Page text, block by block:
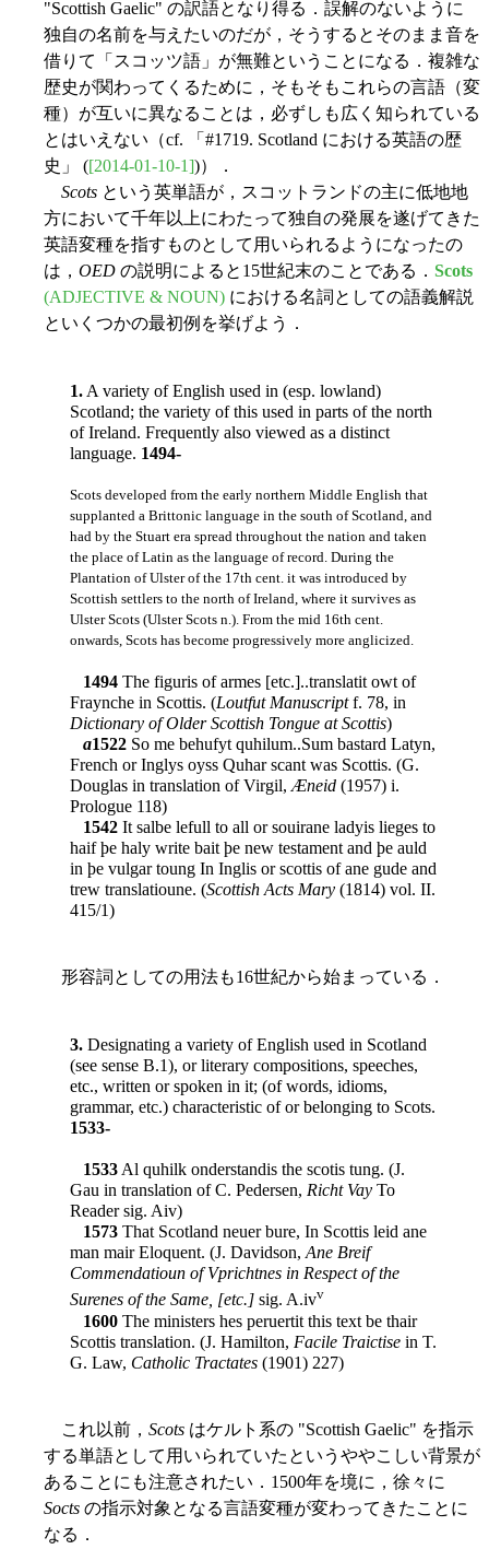
"Scottish Gaelic" の訳語となり得る．誤解のないように
独自の名前を与えたいのだが，そうするとそのまま音を
借りて「スコッツ語」が無難ということになる．複雑な
歴史が関わってくるために，そもそもこれらの言語（変
種）が互いに異なることは，必ずしも広く知られている
とはいえない（cf. 「#1719. Scotland における英語の歴
史」 ([2014-01-10-1])）．
Scots という英単語が，スコットランドの主に低地地
方において千年以上にわたって独自の発展を遂げてきた
英語変種を指すものとして用いられるようになったの
は， OED の説明によると15世紀末のことである． Scots
(ADJECTIVE & NOUN) における名詞としての語義解説
といくつかの最初例を挙げよう．
1.A variety of English used in (esp. lowland)
Scotland; the variety of this used in parts of the north
of Ireland. Frequently also viewed as a distinct
language. 1494-
Scots developed from the early northern Middle English that
supplanted a Brittonic language in the south of Scotland, and
had by the Stuart era spread throughout the nation and taken
the place of Latin as the language of record. During the
Plantation of Ulster of the 17th cent. it was introduced by
Scottish settlers to the north of Ireland, where it survives as
Ulster Scots (Ulster Scots n.). From the mid 16th cent.
onwards, Scots has become progressively more anglicized.
1494 The figuris of armes [etc.]..translatit owt of
Fraynche in Scottis. (Loutfut Manuscriptf. 78, in
Dictionary of Older Scottish Tongue at Scottis)
a1522 So me behufyt quhilum..Sum bastard Latyn,
French or Inglys oyss Quhar scant was Scottis. (G.
Douglas in translation of Virgil,Æneid (1957) i.
Prologue 118)
1542 It salbe lefull to all or souirane ladyis lieges to
haif þe haly write bait þe new testament and þe auld
in þe vulgar toung In Inglis or scottis of ane gude and
trew translatioune. (Scottish Acts Mary (1814) vol. II.
415/1)
形容詞としての用法も16世紀から始まっている．
3. Designating a variety of English used in Scotland
(see sense B.1), or literary compositions, speeches,
etc., written or spoken in it; (of words, idioms,
grammar, etc.) characteristic of or belonging to Scots.
1533-
1533Al quhilk onderstandis the scotis tung. (J.
Gau in translation of C. Pedersen, Richt Vay To
Reader sig. Aiv)
1573 That Scotland neuer bure, In Scottis leid ane
man mair Eloquent. (J. Davidson,Ane Breif
Commendatioun of Vprichtnes in Respect of the
Surenes of the Same, [etc.] sig. A.ivv
1600 The ministers hes peruertit this text be thair
Scottis translation. (J. Hamilton, Facile Traictise in T.
G. Law, Catholic Tractates (1901) 227)
これ以前， Scots はケルト系の "Scottish Gaelic" を指示
する単語として用いられていたというややこしい背景が
あることにも注意されたい．1500年を境に，徐々に
Socts の指示対象となる言語変種が変わってきたことに
なる．